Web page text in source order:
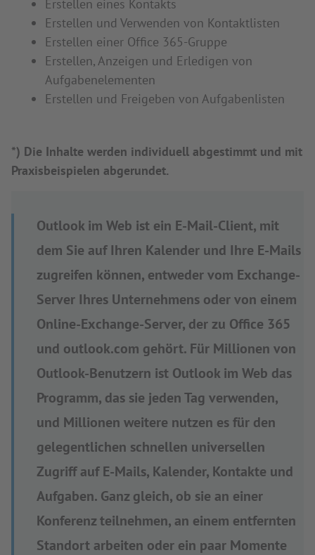
Erstellen eines Kontakts
Erstellen und Verwenden von Kontaktlisten
Erstellen einer Office 365-Gruppe
Erstellen, Anzeigen und Erledigen von
Aufgabenelementen
Erstellen und Freigeben von Aufgabenlisten
*) Die Inhalte werden individuell abgestimmt und mit
Praxisbeispielen abgerundet.
Outlook im Web ist ein E-Mail-Client, mit
dem Sie auf Ihren Kalender und Ihre E-Mails
zugreifen können, entweder vom Exchange-
Server Ihres Unternehmens oder von einem
Online-Exchange-Server, der zu Office 365
und outlook.com gehört. Für Millionen von
Outlook-Benutzern ist Outlook im Web das
Programm, das sie jeden Tag verwenden,
und Millionen weitere nutzen es für den
gelegentlichen schnellen universellen
Zugriff auf E-Mails, Kalender, Kontakte und
Aufgaben. Ganz gleich, ob sie an einer
Konferenz teilnehmen, an einem entfernten
Standort arbeiten oder ein paar Momente